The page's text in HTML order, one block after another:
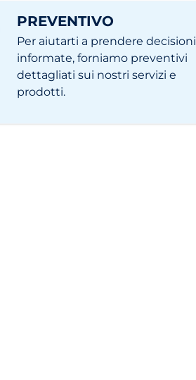
PREVENTIVO
Per aiutarti a prendere decisioni
informate, forniamo preventivi
dettagliati sui nostri servizi e
prodotti.